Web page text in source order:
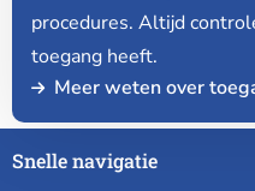
procedures. Altijd
toegang heeft.
Meer weten over
Snelle navigatie